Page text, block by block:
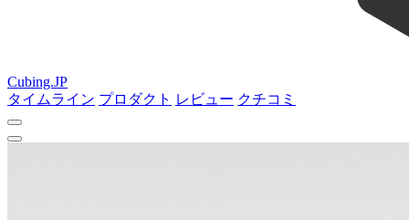
Cubing.JP
タイムライン プロダクト レビュー クチコミ